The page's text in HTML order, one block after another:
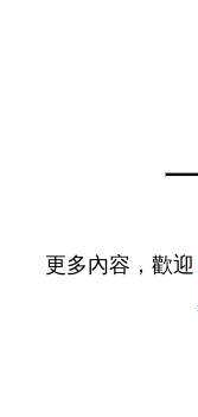
更多內容，歡迎